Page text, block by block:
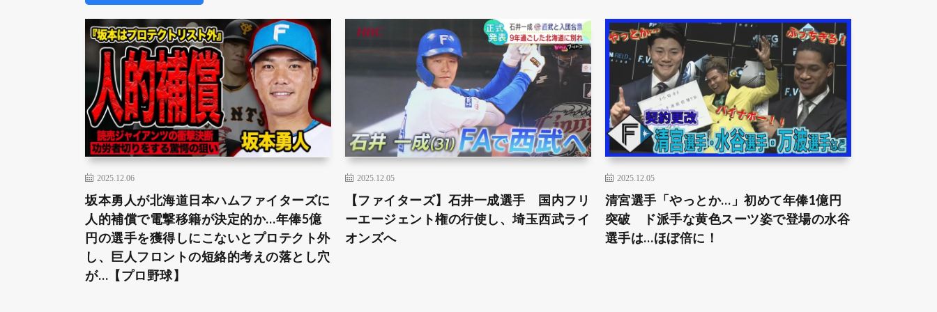
2025.12.06
坂本勇人が北海道日本ハムファイターズに
人的補償で電撃移籍が決定的か…年俸5億
円の選手を獲得しにこないとプロテクト外
し、巨人フロントの短絡的考えの落とし穴
が…【プロ野球】
2025.12.05
【ファイターズ】石井一成選手 国内フリ
ーエージェント権の行使し、埼玉西武ライ
オンズへ
2025.12.05
清宮選手「やっとか…」初めて年俸1億円
突破 ド派手な黄色スーツ姿で登場の水谷
選手は…ほぼ倍に！